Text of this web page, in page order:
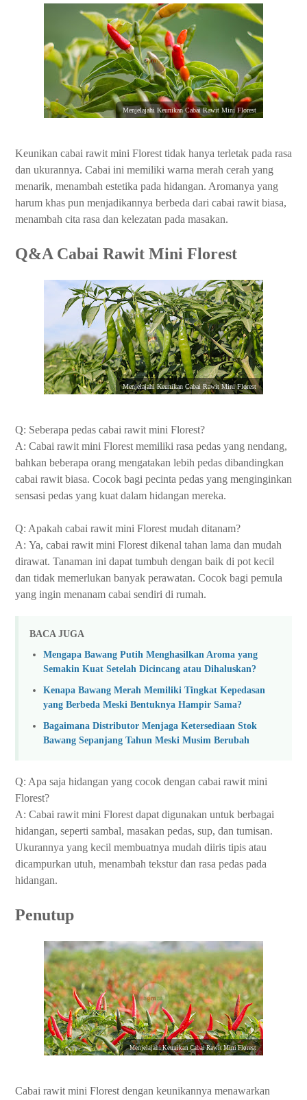
Menjelajahi Keunikan Cabai Rawit Mini Florest
Keunikan cabai rawit mini Florest tidak hanya terletak pada rasa
dan ukurannya. Cabai ini memiliki warna merah cerah yang
menarik, menambah estetika pada hidangan. Aromanya yang
harum khas pun menjadikannya berbeda dari cabai rawit biasa,
menambah cita rasa dan kelezatan pada masakan.
Q&A Cabai Rawit Mini Florest
Menjelajahi Keunikan Cabai Rawit Mini Florest
Q: Seberapa pedas cabai rawit mini Florest?
A: Cabai rawit mini Florest memiliki rasa pedas yang nendang,
bahkan beberapa orang mengatakan lebih pedas dibandingkan
cabai rawit biasa. Cocok bagi pecinta pedas yang menginginkan
sensasi pedas yang kuat dalam hidangan mereka.
Q: Apakah cabai rawit mini Florest mudah ditanam?
A: Ya, cabai rawit mini Florest dikenal tahan lama dan mudah
dirawat. Tanaman ini dapat tumbuh dengan baik di pot kecil
dan tidak memerlukan banyak perawatan. Cocok bagi pemula
yang ingin menanam cabai sendiri di rumah.
BACA JUGA
Mengapa Bawang Putih Menghasilkan Aroma yang
Semakin Kuat Setelah Dicincang atau Dihaluskan?
Kenapa Bawang Merah Memiliki Tingkat Kepedasan
yang Berbeda Meski Bentuknya Hampir Sama?
Bagaimana Distributor Menjaga Ketersediaan Stok
Bawang Sepanjang Tahun Meski Musim Berubah
Q: Apa saja hidangan yang cocok dengan cabai rawit mini
Florest?
A: Cabai rawit mini Florest dapat digunakan untuk berbagai
hidangan, seperti sambal, masakan pedas, sup, dan tumisan.
Ukurannya yang kecil membuatnya mudah diiris tipis atau
dicampurkan utuh, menambah tekstur dan rasa pedas pada
hidangan.
Penutup
Menjelajahi Keunikan Cabai Rawit Mini Florest
Cabai rawit mini Florest dengan keunikannya menawarkan